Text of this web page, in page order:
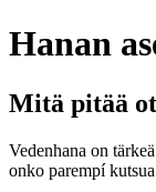
Hanan
Mitä pitää
Vedenhana on
onko parempí